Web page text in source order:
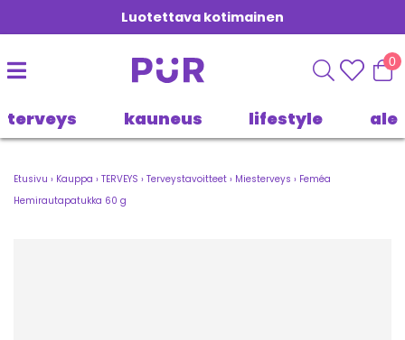
Luotettava kotimainen
0
terveys kauneus lifestyle ale
Etusivu › Kauppa › TERVEYS › Terveystavoitteet › Miesterveys › Feméa
Hemirautapatukka 60 g